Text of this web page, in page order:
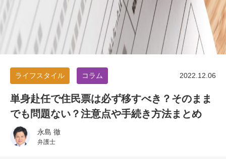
2022.12.06
ライフスタイル コラム
単身赴任で住民票は必ず移すべき？そのまま
でも問題ない？注意点や手続き方法まとめ
永島 徹
弁護士